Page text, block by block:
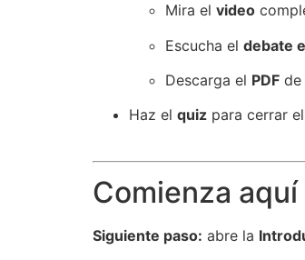
Mira el video
Escucha el debate
Descarga el PDF de
Haz el quiz para cerrar
Comienza aquí
Siguiente paso: abre la